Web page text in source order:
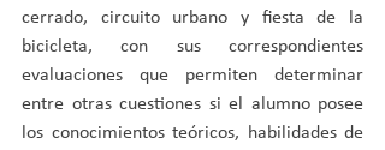
cerrado, circuito urbano y fiesta de la
bicicleta, con sus correspondientes
evaluaciones que permiten determinar
entre otras cuestiones si el alumno posee
los conocimientos teóricos, habilidades de